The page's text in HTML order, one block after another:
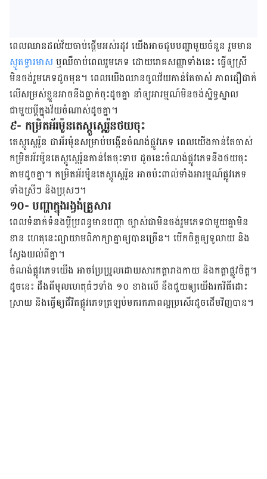
ពេលឈាន​ដល់​វ័យ​ចាប់​ផ្ដើម​អស់​រដូវ យើង​​អាច​ជួប​បញ្ហា​មួយ​ចំនួន​ រួម​មាន ​
ស្ងួត​ទ្វារ​មាស​ឬ​ឈឺ​ចាប់​ពេល​រួម​ភេទ ដោយ​រោគ​សញ្ញា​ទាំង​​នេះ​ ធ្វើ​ឲ្យ​ស្រី​​
មិន​ចង់​រួម​ភេទ​ដូច​មុន។ ​ពេល​យើង​ឈាន​ចូល​​វ័យ​កាន់​តែ​ចាស់​ ភាព​ជឿ​ជាក់​
លើ​សម្រស់​​ខ្លួន​អាច​នឹង​ធ្លាក់​ចុះដូច​គ្នា នាំ​ឲ្យ​អារម្មណ៍​​មិន​ចង់​ស្និទ្ធ​ស្នាល​
ជាមួយ​ប្តី​​ក្នុង​វ័យចំណាស់​ដូច​គ្នា។
៩- កម្រិតអ័រម៉ូនតេស្តូស្ដេរ៉ូនថយចុះ
តេស្តូស្ដេរ៉ូន ​ជា​អ័រម៉ូនសម្រាប់​បង្កើន​ចំណង់​ផ្លូវ​ភេទ ពេល​យើង​កាន់​តែ​ចាស់​
កម្រិត​អ័រម៉ូន​តេស្តូស្ដេរ៉ូន​កាន់​តែ​ចុះ​ទាប ដូច​នេះ​​ចំណង់​ផ្លូវ​ភេទ​​នឹង​ថយ​ចុះ​
តាម​ដូច​គ្នា។ កម្រិត​អ័រម៉ូន​តេស្តូស្ដេរ៉ូន​ អាច​ប៉ះ​ពាល់​ទាំង​អារម្មណ៍​ផ្លូវ​ភេទ​
ទាំងស្រីៗ ​និង​ប្រុសៗ។
១០- បញ្ហាក្នុងរង្វង់គ្រួសារ
ពេល​ទំនាក់​ទំនង​ប្តី​ប្រពន្ធ​​មាន​បញ្ហា ​ច្បាស់​ជា​មិន​ចង់​រួម​ភេទ​ជាមួយ​គ្នាមិន​
ខាន ហេតុនេះព្យាយាម​ពិភាក្សា​គ្នា​ឲ្យ​បាន​ច្រើន។ ​បើក​ចិត្ដ​ឲ្យ​ទូលាយ និង
ស្វែងយល់ពីគ្នា។
ចំណង់​ផ្លូវ​ភេទ​យើង​ អាច​ប្រែ​ប្រួល​ដោយ​សារ​កត្ដា​រាង​កាយ និង​កត្ដា​ផ្លូវ​ចិត្ដ។
ដូច​នេះ ដឹង​ពី​​មូលហេតុ​ធំ​ៗ​ទាំង​ ១០​ ខាង​លើ ​នឹង​ជួយ​ឲ្យ​យើង​​រក​វិធី​ដោះ​
ស្រាយ​ និង​ធ្វើ​ឲ្យ​ជីវិត​ផ្លូវ​ភេទ​ត្រឡប់​មក​រក​ភាព​ល្អ​ប្រសើរ​ដូច​ដើមវិញបាន។